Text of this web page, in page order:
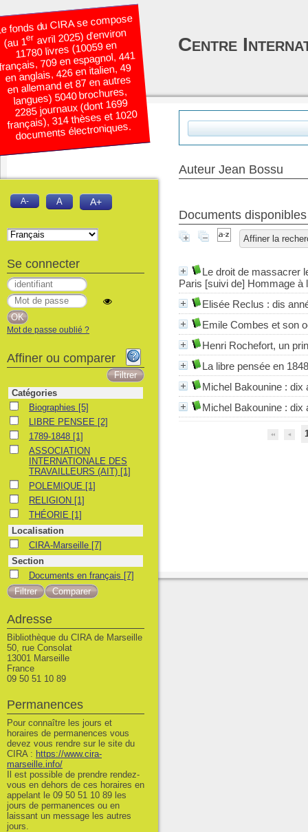
Auteur Jean Bossu
Documents
Affiner la
Le droit de massacrer
Paris [suivi de] Hommage à
Elisée Reclus : dis
Emile Combes et son
Henri Rochefort, un
La libre pensée en 1848
Michel Bakounine : dix
Michel Bakounine : dix
fonds du CIRA se compose
(au 1eravril 2025) d’environ
11780 livres (10059 en
709 en espagnol, 441
en anglais, 426 en italien, 49
en allemand et 87 en autres
langues) 5040 brochures,
2285 journaux (dont 1699
français), 314 thèses et 1020
documents électroniques.
Centre
A- A A+
Se connecter
Mot de passe oublié ?
Affiner ou comparer
Catégories
Biographies
Biographies [5]
LIBRE PENSEE
LIBRE PENSEE [2]
1789-18481789-1848 [1]
ASSOCIATION INTERNATIONALE DES TRAVAILLEURS (AIT)
ASSOCIATION
INTERNATIONALE DES
TRAVAILLEURS (AIT) [1]
POLEMIQUE
POLEMIQUE [1]
RELIGION
RELIGION [1]
THÉORIETHÉORIE [1]
Localisation
CIRA-Marseille
CIRA-Marseille [7]
Section
Documents en français
Documents en français [7]
Adresse
Bibliothèque du CIRA de Marseille
50, rue Consolat
13001 Marseille
France
09 50 51 10 89
Permanences
Pour connaître les jours et
horaires de permanences vous
devez vous rendre sur le site du
CIRA : https://www.cira-
marseille.info/
Il est possible de prendre rendez-
vous en dehors de ces horaires en
appelant le 09 50 51 10 89 les
jours de permanences ou en
laissant un message les autres
jours.